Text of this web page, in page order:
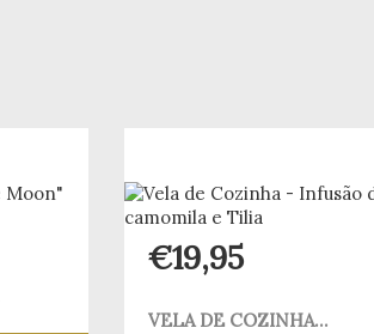
€19,95
VELA DE COZINHA...